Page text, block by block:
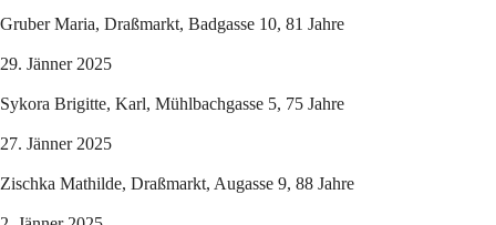
Gruber Maria, Draßmarkt, Badgasse 10, 81 Jahre
29. Jänner 2025
Sykora Brigitte, Karl, Mühlbachgasse 5, 75 Jahre
27. Jänner 2025
Zischka Mathilde, Draßmarkt, Augasse 9, 88 Jahre